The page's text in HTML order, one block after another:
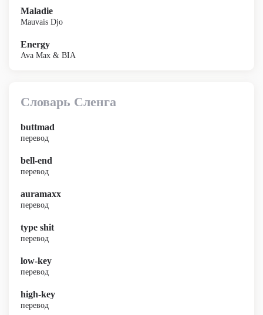
Maladie
Mauvais Djo
Energy
Ava Max & BIA
Словарь Сленга
buttmad
перевод
bell-end
перевод
auramaxx
перевод
type shit
перевод
low-key
перевод
high-key
перевод